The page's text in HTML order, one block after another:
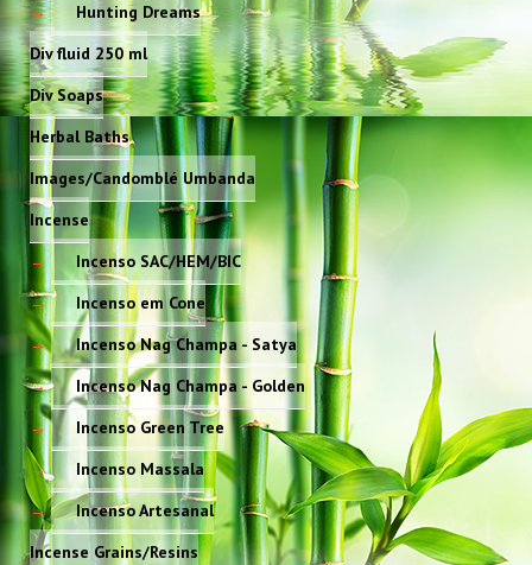
Hunting Dreams
Div fluid 250 ml
Div Soaps
Herbal Baths
Images/Candomblé Umbanda
Incense
Incenso SAC/HEM/BIC
Incenso em Cone
Incenso Nag Champa - Satya
Incenso Nag Champa - Golden
Incenso Green Tree
Incenso Massala
Incenso Artesanal
Incense Grains/Resins